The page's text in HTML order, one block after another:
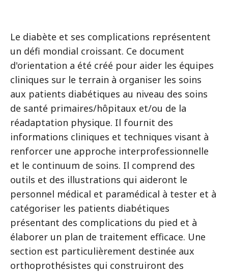
Le diabète et ses complications représentent
un défi mondial croissant. Ce document
d'orientation a été créé pour aider les équipes
cliniques sur le terrain à organiser les soins
aux patients diabétiques au niveau des soins
de santé primaires/hôpitaux et/ou de la
réadaptation physique. Il fournit des
informations cliniques et techniques visant à
renforcer une approche interprofessionnelle
et le continuum de soins. Il comprend des
outils et des illustrations qui aideront le
personnel médical et paramédical à tester et à
catégoriser les patients diabétiques
présentant des complications du pied et à
élaborer un plan de traitement efficace. Une
section est particulièrement destinée aux
orthoprothésistes qui construiront des